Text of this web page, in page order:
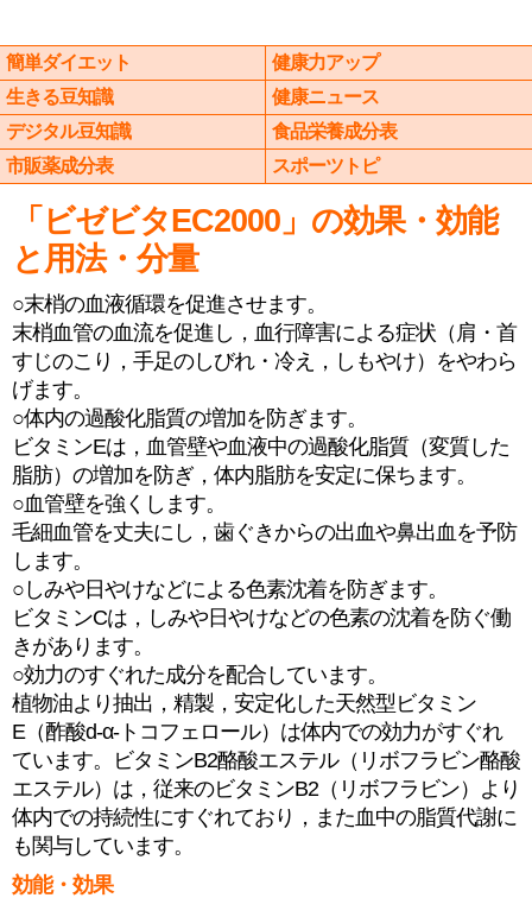
簡単ダイエット
健康力アップ
生きる豆知識
健康ニュース
デジタル豆知識
食品栄養成分表
市販薬成分表
スポーツトピ
「ビゼビタEC2000」の効果・効能
と用法・分量
○末梢の血液循環を促進させます。
末梢血管の血流を促進し，血行障害による症状（肩・首
すじのこり，手足のしびれ・冷え，しもやけ）をやわら
げます。
○体内の過酸化脂質の増加を防ぎます。
ビタミンEは，血管壁や血液中の過酸化脂質（変質した
脂肪）の増加を防ぎ，体内脂肪を安定に保ちます。
○血管壁を強くします。
毛細血管を丈夫にし，歯ぐきからの出血や鼻出血を予防
します。
○しみや日やけなどによる色素沈着を防ぎます。
ビタミンCは，しみや日やけなどの色素の沈着を防ぐ働
きがあります。
○効力のすぐれた成分を配合しています。
植物油より抽出，精製，安定化した天然型ビタミン
E（酢酸d-α-トコフェロール）は体内での効力がすぐれ
ています。ビタミンB2酪酸エステル（リボフラビン酪酸
エステル）は，従来のビタミンB2（リボフラビン）より
体内での持続性にすぐれており，また血中の脂質代謝に
も関与しています。
効能・効果